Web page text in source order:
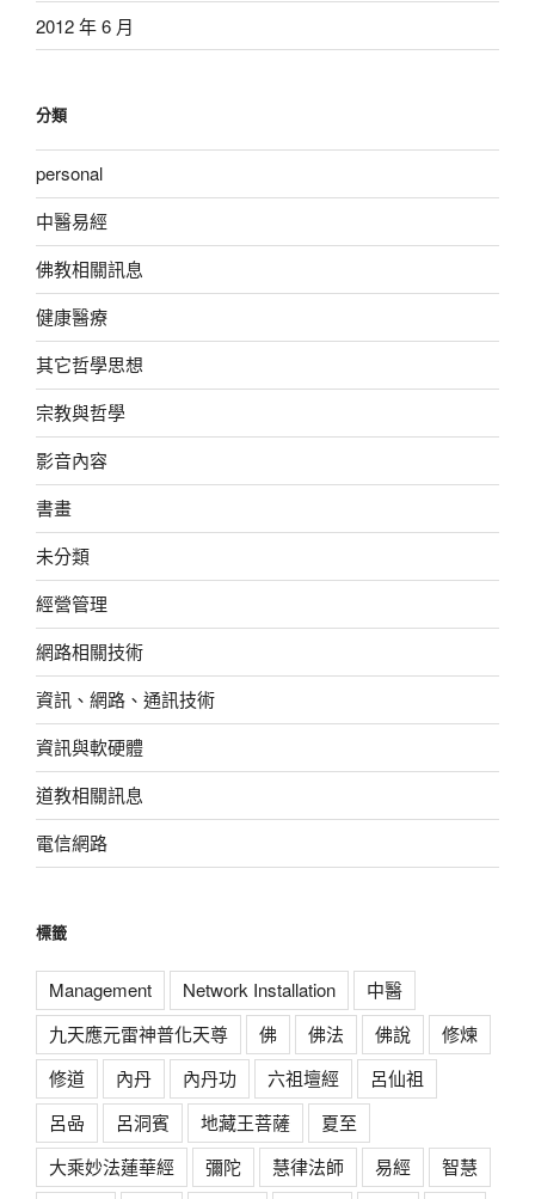
2012 年 6 月
分類
personal
中醫易經
佛教相關訊息
健康醫療
其它哲學思想
宗教與哲學
影音內容
書畫
未分類
經營管理
網路相關技術
資訊、網路、通訊技術
資訊與軟硬體
道教相關訊息
電信網路
標籤
Management Network Installation
中醫
九天應元雷神普化天尊
佛 佛法 佛說
修煉
修道
內丹 內丹功 六祖壇經
呂仙祖
呂喦
呂洞賓 地藏王菩薩
夏至
大乘妙法蓮華經
彌陀 慧律法師 易經
智慧